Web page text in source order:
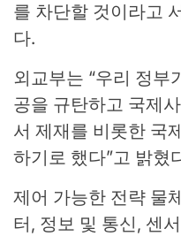
를 차단할 것이라고
다.
외교부는 “우리 정부
공을 규탄하고 국제
서 제재를 비롯한 국
하기로 했다”고 밝혔
제어 가능한 전략 물
터, 정보 및 통신, 센